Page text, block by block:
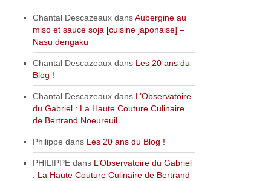
Chantal Descazeaux dansAubergine au
miso et sauce soja [cuisine japonaise] –
Nasu dengaku
Chantal Descazeaux dans Les 20 ans du
Blog !
Chantal Descazeaux dans L’Observatoire
du Gabriel : La Haute Couture Culinaire
de Bertrand Noeureuil
Philippe dans Les 20 ans du Blog !
PHILIPPE dans L’Observatoire du Gabriel
: La Haute Couture Culinaire de Bertrand